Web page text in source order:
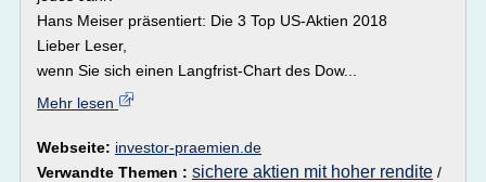
Hans Meiser präsentiert: Die 3 Top US-Aktien 2018
Lieber Leser,
wenn Sie sich einen Langfrist-Chart des Dow...
Mehr lesen
Webseite: investor-praemien.de
Verwandte Themen : sichere aktien mit hoher rendite /